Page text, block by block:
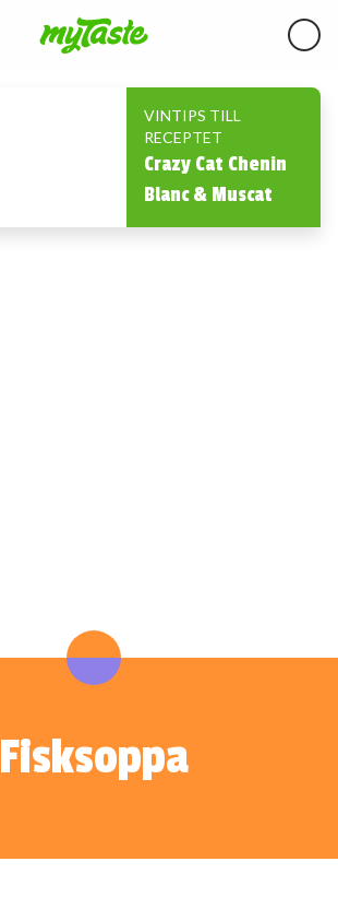
VINTIPS TILL
RECEPTET
Crazy Cat Chenin
Blanc & Muscat
Fisksoppa